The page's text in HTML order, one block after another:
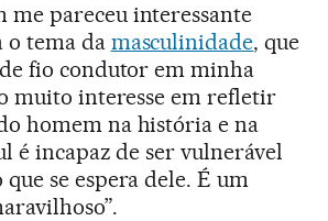
me pareceu interessante
o tema da masculinidade, que
fio condutor em minha
muito interesse em refletir
homem na história e na
é incapaz de ser vulnerável
se espera dele. É um